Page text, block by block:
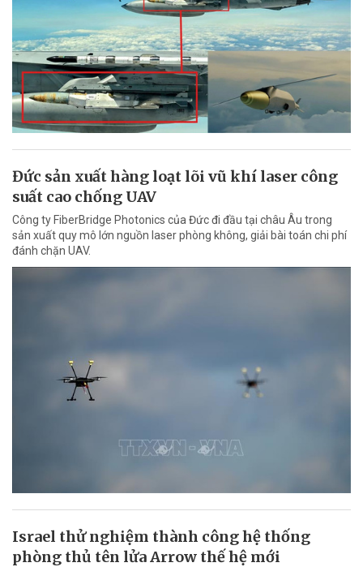
Đức sản xuất hàng loạt lõi vũ khí laser công
suất cao chống UAV
Công ty FiberBridge Photonics của Đức đi đầu tại châu Âu trong
sản xuất quy mô lớn nguồn laser phòng không, giải bài toán chi phí
đánh chặn UAV.
Israel thử nghiệm thành công hệ thống
phòng thủ tên lửa Arrow thế hệ mới